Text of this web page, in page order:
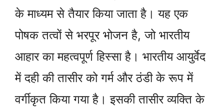
के माध्यम से तैयार किया जाता है। यह एक
पोषक तत्वों से भरपूर भोजन है, जो भारतीय
आहार का महत्वपूर्ण हिस्सा है। भारतीय आयुर्वेद
में दही की तासीर को गर्म और ठंडी के रूप में
वर्गीकृत किया गया है। इसकी तासीर व्यक्ति के